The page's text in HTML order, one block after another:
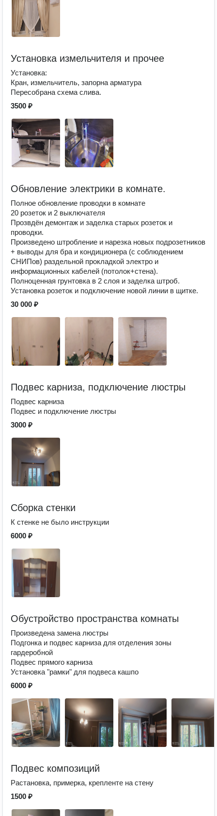
Установка измельчителя и прочее
Установка:
Кран, измельчитель, запорна арматура
Пересобрана схема слива.
3500 ₽
Обновление электрики в комнате.
Полное обновление проводки в комнате
20 розеток и 2 выключателя
Прозвдён демонтаж и заделка старых розеток и
проводки.
Произведено штробление и нарезка новых подрозетников
+ выводы для бра и кондиционера (с соблюдением
СНИПов) раздельной прокладкой электро и
информационных кабелей (потолок+стена).
Полноценная грунтовка в 2 слоя и заделка штроб.
Установка розеток и подключение новой линии в щитке.
30 000 ₽
Подвес карниза, подключение люстры
Подвес карниза
Подвес и подключение люстры
3000 ₽
Сборка стенки
К стенке не было инструкции
6000 ₽
Обустройство пространства комнаты
Произведена замена люстры
Подгонка и подвес карниза для отделения зоны
гардеробной
Подвес прямого карниза
Установка "рамки" для подвеса кашпо
6000 ₽
Подвес композиций
Растановка, примерка, крепленте на стену
1500 ₽